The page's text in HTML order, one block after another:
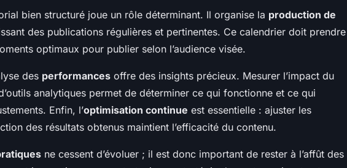
bien structuré joue un rôle déterminant. Il organise la production de
des publications régulières et pertinentes. Ce calendrier doit prendre
optimaux pour publier selon l’audience visée.
des performances offre des insights précieux. Mesurer l’impact du
analytiques permet de déterminer ce qui fonctionne et ce qui
Enfin, l’optimisation continue est essentielle : ajuster les
des résultats obtenus maintient l’efficacité du contenu.
ne cessent d’évoluer ; il est donc important de rester à l’affût des